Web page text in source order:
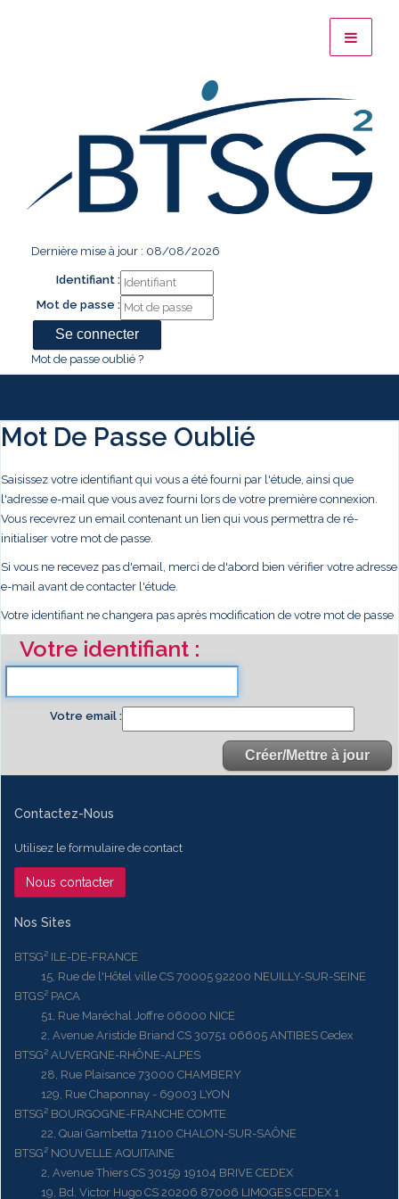
Dernière mise à jour : 08/08/2026
Identifiant :
Mot de passe :
Mot de passe oublié ?
Mot De Passe Oublié
Saisissez votre identifiant qui vous a été fourni par l'étude, ainsi que
l'adresse e-mail que vous avez fourni lors de votre première connexion.
Vous recevrez un email contenant un lien qui vous permettra de ré-
initialiser votre mot de passe.
Si vous ne recevez pas d'email, merci de d'abord bien vérifier votre adresse
e-mail avant de contacter l'étude.
Votre identifiant ne changera pas après modification de votre mot de passe
Votre identifiant
Votre email
Contactez-Nous
Utilisez le formulaire de contact
Nous contacter
Nos Sites
BTSG² ILE-DE-FRANCE
15, Rue de l'Hôtel ville CS 70005 92200 NEUILLY-SUR-SEINE
BTGS² PACA
51, Rue Maréchal Joffre 06000 NICE
2, Avenue Aristide Briand CS 30751 06605 ANTIBES Cedex
BTSG² AUVERGNE-RHÔNE-ALPES
28, Rue Plaisance 73000 CHAMBERY
129, Rue Chaponnay - 69003 LYON
BTSG² BOURGOGNE-FRANCHE COMTE
22, Quai Gambetta 71100 CHALON-SUR-SAÔNE
BTSG² NOUVELLE AQUITAINE
2, Avenue Thiers CS 30159 19104 BRIVE CEDEX
19, Bd. Victor Hugo CS 20206 87006 LIMOGES CEDEX 1